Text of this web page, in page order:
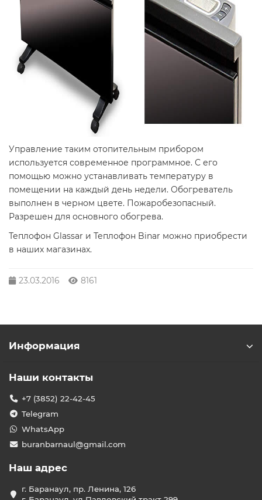
Управление таким отопительным прибором
используется современное программное. С его
помощью можно устанавливать температуру в
помещении на каждый день недели. Обогреватель
выполнен в черном цвете. Пожаробезопасный.
Разрешен для основного обогрева.
Теплофон Glassar и Теплофон Binar можно приобрести
в наших магазинах.
23.03.2016 8161
Информация
Наши контакты
+7 (3852) 22-42-45
Telegram
WhatsApp
buranbarnaul@gmail.com
Наш адрес
г. Баранаул, пр. Ленина, 126